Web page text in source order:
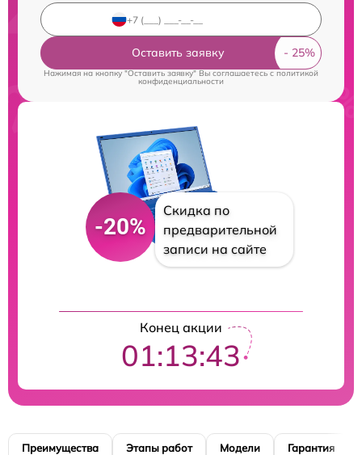
Оставить заявку
Нажимая на кнопку "Оставить заявку" Вы соглашаетесь c политикой
конфиденциальности
-20%
Скидка по
предварительной
записи на сайте
Конец акции
01:13:42
Преимущества Этапы работ Модели Гарантия